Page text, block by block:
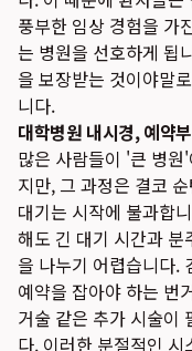
풍부한 임상 경험을 가
는 병원을 선호하게 됩
을 보장받는 것이야말
니다.
대학병원 내시경, 예약
많은 사람들이 '큰 병
지만, 그 과정은 결코
대기는 시작에 불과합
해도 긴 대기 시간과
을 나누기 어렵습니다.
예약을 잡아야 하는 번
거술 같은 추가 시술이
다. 이러한 분절적인